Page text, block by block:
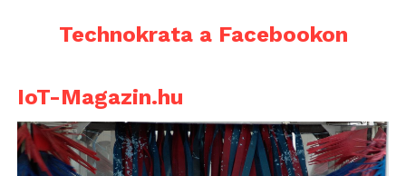
Technokrata a Facebookon
IoT-Magazin.hu